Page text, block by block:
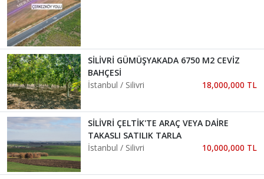
SİLİVRİ GÜMÜŞYAKADA 6750 M2 CEVİZ
BAHÇESİ
İstanbul / Silivri
18,000,000 TL
SİLİVRİ ÇELTİK'TE ARAÇ VEYA DAİRE
TAKASLI SATILIK TARLA
İstanbul / Silivri
10,000,000 TL